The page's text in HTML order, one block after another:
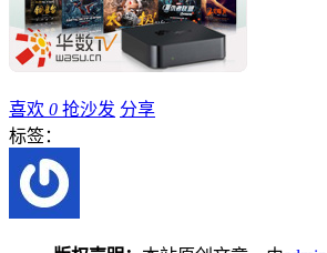
喜欢 0 抢沙发 分享
标签：